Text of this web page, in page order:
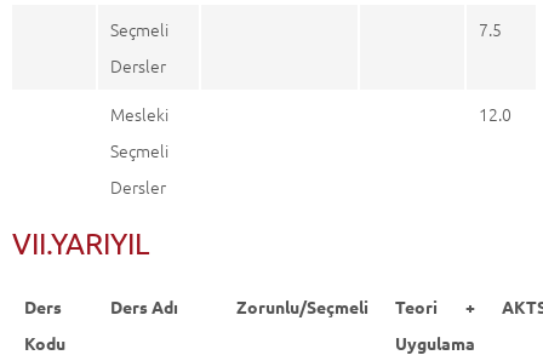
Seçmeli
Dersler
7.5
Mesleki
Seçmeli
Dersler
12.0
VII.YARIYIL
Ders
Kodu
Ders Adı Zorunlu/Seçmeli
Teori +
Uygulama